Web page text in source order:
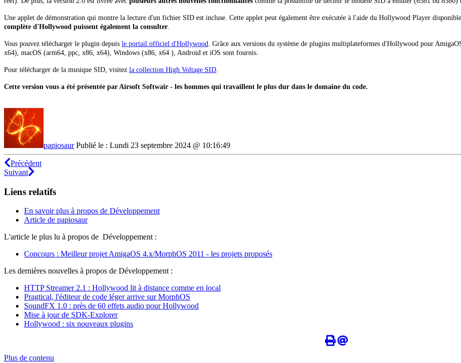
Une applet de démonstration qui montre la lecture d'un fichier SID est incluse. Cette applet peut également être exécutée à l'aide du Hollywood Player
complète d'Hollywood puissent également la consulter
Vous pouvez télécharger le plugin depuis le portail officiel d'Hollywood . Grâce aux versions du système de plugins multiplateformes d'Hollywood pour
x64), macOS (arm64, ppc, x86, x64), Windows (x86, x64 ), Android et iOS sont fournis.
Pour télécharger de la musique SID, visitez la collection High Voltage SID
Cette version vous a été présentée par Airsoft Softwair - les hommes qui travaillent le plus dur dans le domaine du code.
papiosaurPublié le : Lundi 23 septembre 2024 @ 10:16:49
Précédent
Suivant
Liens relatifs
En savoir plus à propos de Développement
Article de papiosaur
L'article le plus lu à propos de Développement :
Concours : Meilleur projet AmigaOS 4.x/MorphOS 2011 - les projets proposés
Les dernières nouvelles à propos de Développement :
HTTP Streamer 2.1 : Hollywood lit à distance comme en local
Pragtical, l'éditeur de code léger arrive sur MorphOS
SoundFX 1.0 : près de 60 effets audio pour Hollywood
Mise à jour de SDK-Explorer
Hollywood : six nouveaux plugins
Plus de contenu